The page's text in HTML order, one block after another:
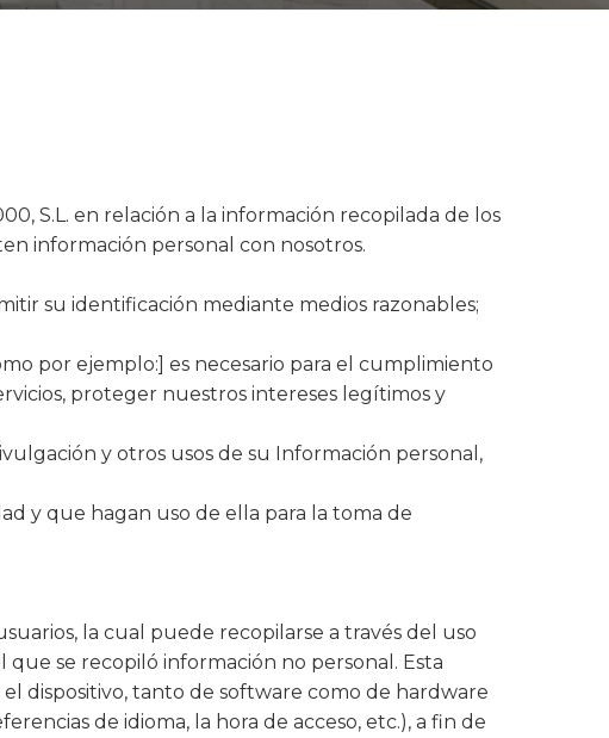
S.L. en relación a la información recopilada de los
información personal con nosotros.
su identificación mediante medios razonables;
por ejemplo:] es necesario para el cumplimiento
proteger nuestros intereses legítimos y
y otros usos de su Información personal,
y que hagan uso de ella para la toma de
la cual puede recopilarse a través del uso
se recopiló información no personal. Esta
dispositivo, tanto de software como de hardware
de idioma, la hora de acceso, etc.), a fin de